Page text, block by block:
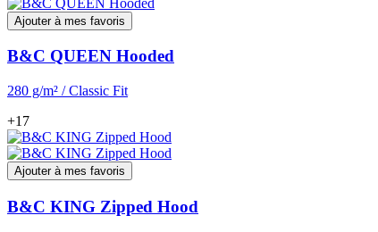
Ajouter à mes favoris
B&C QUEEN Hooded
280 g/m² / Classic Fit
+17
Ajouter à mes favoris
B&C KING Zipped Hood